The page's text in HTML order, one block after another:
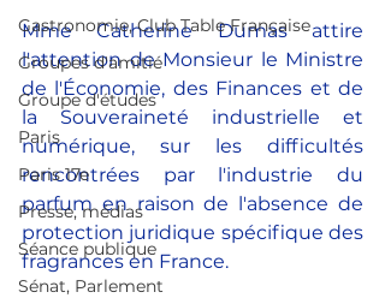
Gastronomie, Club Table Française
Groupes d'amitié
Groupe d'études
Paris
Paris 17e
Presse, médias
Séance publique
Sénat, Parlement
Mme Catherine Dumas attire
l'attention de Monsieur le Ministre
de l'Économie, des Finances et de
la Souveraineté industrielle et
numérique, sur les difficultés
rencontrées par l'industrie du
parfum en raison de l'absence de
protection juridique spécifique des
fragrances en France.